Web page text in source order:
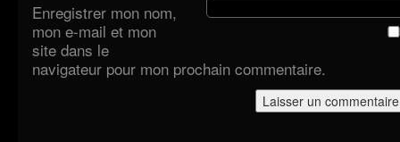
Enregistrer mon nom,
mon e-mail et mon
site dans le
navigateur pour mon prochain commentaire.